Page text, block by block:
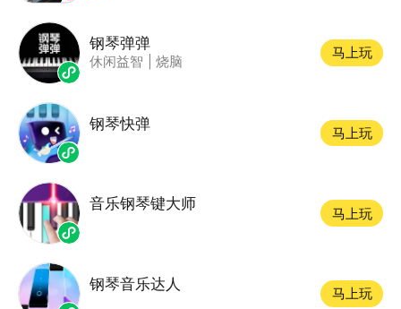
钢琴弹弹
休闲益智 烧脑
马上玩
钢琴快弹
马上玩
音乐钢琴键大师
马上玩
钢琴音乐达人
马上玩